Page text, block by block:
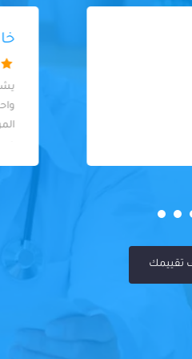
الدكاترة في معاملته
تقييمك